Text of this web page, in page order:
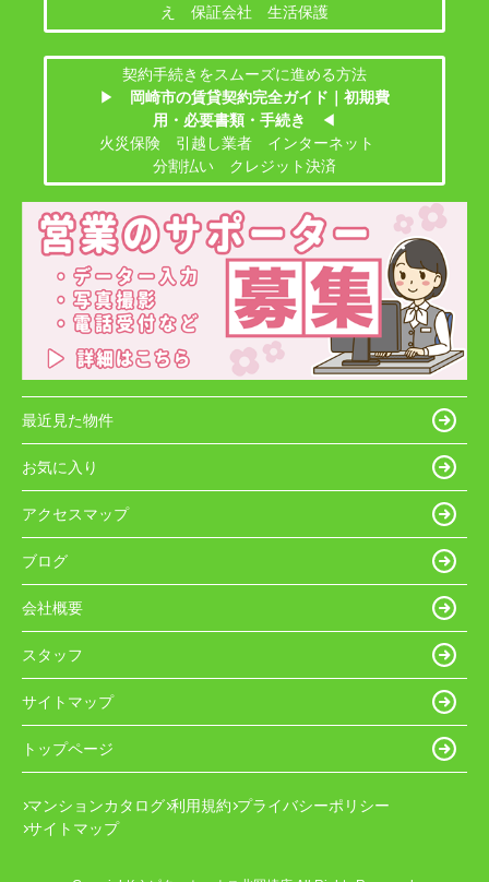
え 保証会社 生活保護
契約手続きをスムーズに進める方法
▶
岡崎市の賃貸契約完全ガイド｜初期費
用・必要書類・手続き
◀
火災保険 引越し業者 インターネット
分割払い クレジット決済
最近見た物件
お気に入り
アクセスマップ
ブログ
会社概要
スタッフ
サイトマップ
トップページ
マンションカタログ 利用規約 プライバシーポリシー
サイトマップ